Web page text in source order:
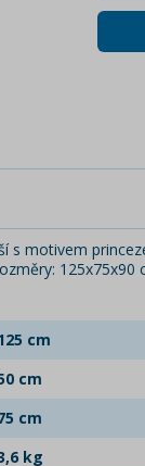
s motivem
125x75x90
cm
cm
cm
kg